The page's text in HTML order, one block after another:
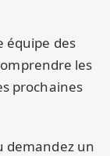
équipe des
les
prochaines
demandez un